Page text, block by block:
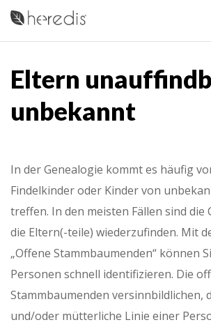
Eltern
unbekannt
In der Genealogie kommt es häufig
Findelkinder oder Kinder von
treffen. In den meisten Fällen sind die
die Eltern(-teile) wiederzufinden. Mit
„Offene Stammbaumenden“ können
Personen schnell identifizieren. Die
Stammbaumenden versinnbildlichen,
und/oder mütterliche Linie einer